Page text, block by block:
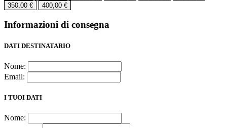
350,00 € 400,00 €
Informazioni di consegna
DATI DESTINATARIO
Nome:
Email:
I TUOI DATI
Nome: